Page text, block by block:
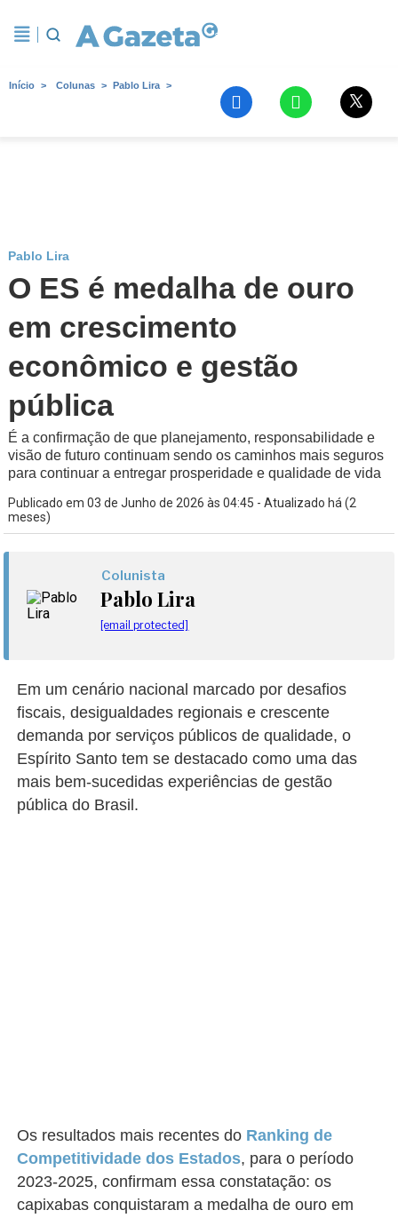
Início Colunas Pablo Lira
Pablo Lira
O ES é medalha de ouro
em crescimento
econômico e gestão
pública
É a confirmação de que planejamento, responsabilidade e
visão de futuro continuam sendo os caminhos mais seguros
para continuar a entregar prosperidade e qualidade de vida
Publicado em 03 de Junho de 2026 às 04:45 - Atualizado há (2
meses)
Colunista
Pablo Lira
[email protected]
Em um cenário nacional marcado por desafios
fiscais, desigualdades regionais e crescente
demanda por serviços públicos de qualidade, o
Espírito Santo tem se destacado como uma das
mais bem-sucedidas experiências de gestão
pública do Brasil.
Os resultados mais recentes do Ranking de
Competitividade dos Estados, para o período
2023-2025, confirmam essa constatação: os
capixabas conquistaram a medalha de ouro em